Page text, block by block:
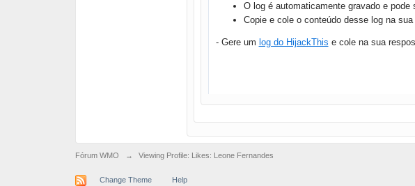
O log é automaticamente gravado e
Copie e cole o conteúdo desse log na
- Gere um log do HijackThis e cole na sua
Fórum WMO → Viewing Profile: Likes: Leone Fernandes
Change Theme Help